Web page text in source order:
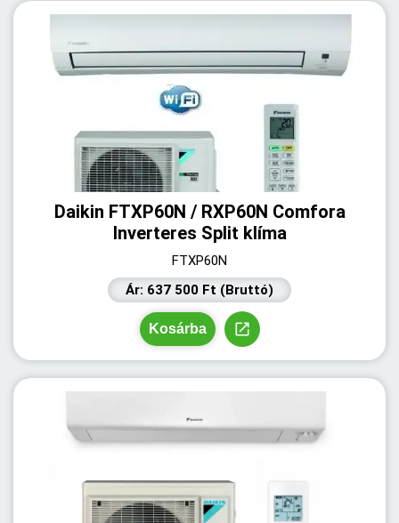
Daikin FTXP60N / RXP60N Comfora
Inverteres Split klíma
FTXP60N
Ár: 637 500 Ft (Bruttó)
Kosárba